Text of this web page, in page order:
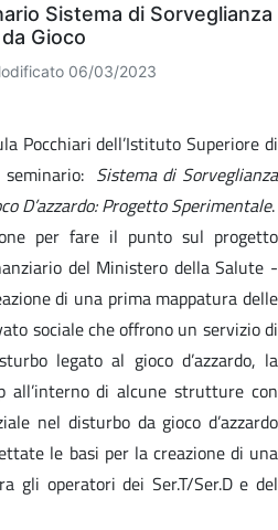
Sistema di Sorveglianza
Gioco
06/03/2023
Pocchiari dell’Istituto Superiore di
Sistema di Sorveglianza
D’azzardo: Progetto Sperimentale.
per fare il punto sul progetto
del Ministero della Salute -
di una prima mappatura delle
sociale che offrono un servizio di
legato al gioco d’azzardo, la
all’interno di alcune strutture con
nel disturbo da gioco d’azzardo
le basi per la creazione di una
gli operatori dei Ser.T/Ser.D e del